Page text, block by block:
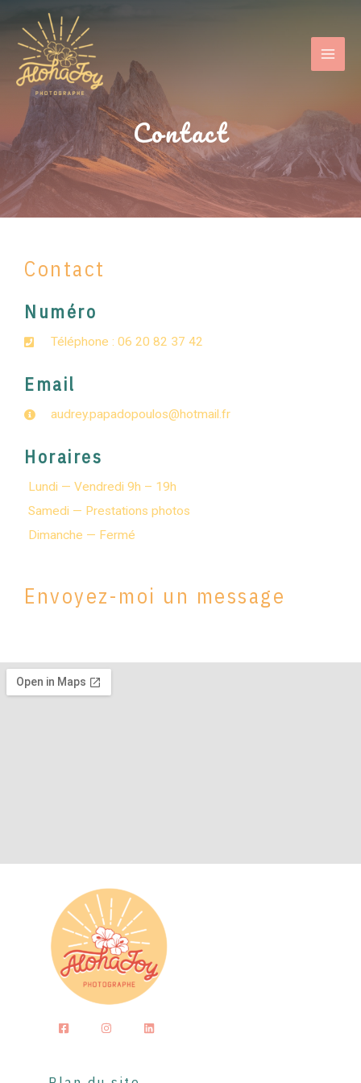
Contact
Contact
Numéro
Téléphone : 06 20 82 37 42
Email
audrey.papadopoulos@hotmail.fr
Horaires
Lundi — Vendredi 9h – 19h
Samedi — Prestations photos
Dimanche — Fermé
Envoyez-moi un message